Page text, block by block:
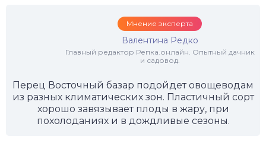
Мнение эксперта
Валентина Редко
Главный редактор Репка.онлайн. Опытный дачник
и садовод.
Перец Восточный базар подойдет овощеводам
из разных климатических зон. Пластичный сорт
хорошо завязывает плоды в жару, при
похолоданиях и в дождливые сезоны.